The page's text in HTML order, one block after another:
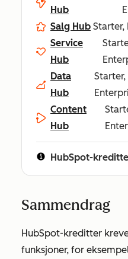
Hub
Salg Hub Starter,
Service
Hub
Data
Hub
Starter,
Content
Hub
HubSpot-
Sammendrag
HubSpot-kreditter
funksjoner, for